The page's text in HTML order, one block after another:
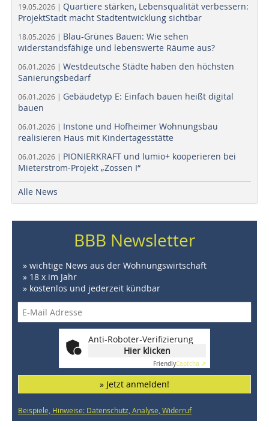
19.05.2026 | Quartiere stärken, Lebensqualität verbessern:
ProjektStadt macht Stadtentwicklung sichtbar
18.05.2026 | Blau-Grünes Bauen: Wie sehen
widerstandsfähige und lebenswerte Räume aus?
06.01.2026 | Westdeutsche Städte haben den höchsten
Sanierungsbedarf
06.01.2026 | Gebäudetyp E: Einfach bauen heißt digital
bauen
06.01.2026 | Instone und Hofheimer Wohnungsbau
realisieren Haus mit Kindertagesstätte
06.01.2026 | PIONIERKRAFT und lumio+ kooperieren bei
Mieterstrom-Projekt „Zossen I“
Alle News
BBB Newsletter
» wichtige News aus der Wohnungswirtschaft
» 18 x im Jahr
» kostenlos und jederzeit kündbar
Anti-Roboter-Verifizierung
Hier klicken
FriendlyCaptcha ⇗
» Jetzt anmelden!
Beispiele, Hinweise: Datenschutz, Analyse, Widerruf